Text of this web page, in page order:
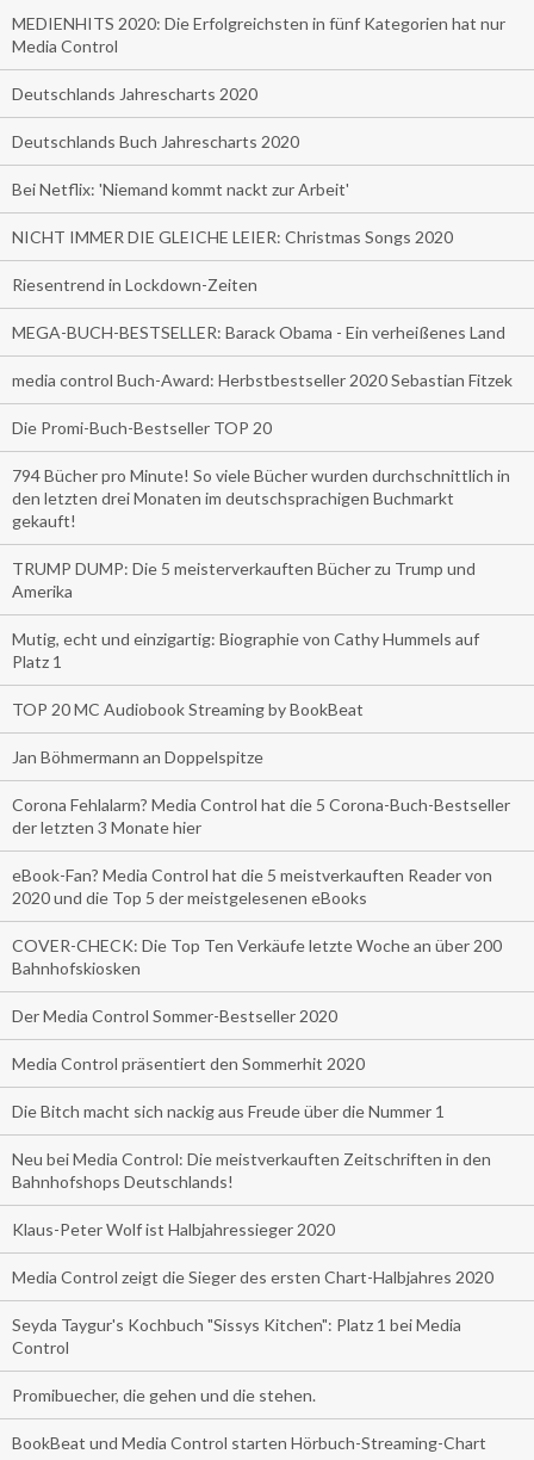
MEDIENHITS 2020: Die Erfolgreichsten in fünf Kategorien hat nur
Media Control
Deutschlands Jahrescharts 2020
Deutschlands Buch Jahrescharts 2020
Bei Netflix: 'Niemand kommt nackt zur Arbeit'
NICHT IMMER DIE GLEICHE LEIER: Christmas Songs 2020
Riesentrend in Lockdown-Zeiten
MEGA-BUCH-BESTSELLER: Barack Obama - Ein verheißenes Land
media control Buch-Award: Herbstbestseller 2020 Sebastian Fitzek
Die Promi-Buch-Bestseller TOP 20
794 Bücher pro Minute! So viele Bücher wurden durchschnittlich in
den letzten drei Monaten im deutschsprachigen Buchmarkt
gekauft!
TRUMP DUMP: Die 5 meisterverkauften Bücher zu Trump und
Amerika
Mutig, echt und einzigartig: Biographie von Cathy Hummels auf
Platz 1
TOP 20 MC Audiobook Streaming by BookBeat
Jan Böhmermann an Doppelspitze
Corona Fehlalarm? Media Control hat die 5 Corona-Buch-Bestseller
der letzten 3 Monate hier
eBook-Fan? Media Control hat die 5 meistverkauften Reader von
2020 und die Top 5 der meistgelesenen eBooks
COVER-CHECK: Die Top Ten Verkäufe letzte Woche an über 200
Bahnhofskiosken
Der Media Control Sommer-Bestseller 2020
Media Control präsentiert den Sommerhit 2020
Die Bitch macht sich nackig aus Freude über die Nummer 1
Neu bei Media Control: Die meistverkauften Zeitschriften in den
Bahnhofshops Deutschlands!
Klaus-Peter Wolf ist Halbjahressieger 2020
Media Control zeigt die Sieger des ersten Chart-Halbjahres 2020
Seyda Taygur's Kochbuch "Sissys Kitchen": Platz 1 bei Media
Control
Promibuecher, die gehen und die stehen.
BookBeat und Media Control starten Hörbuch-Streaming-Chart